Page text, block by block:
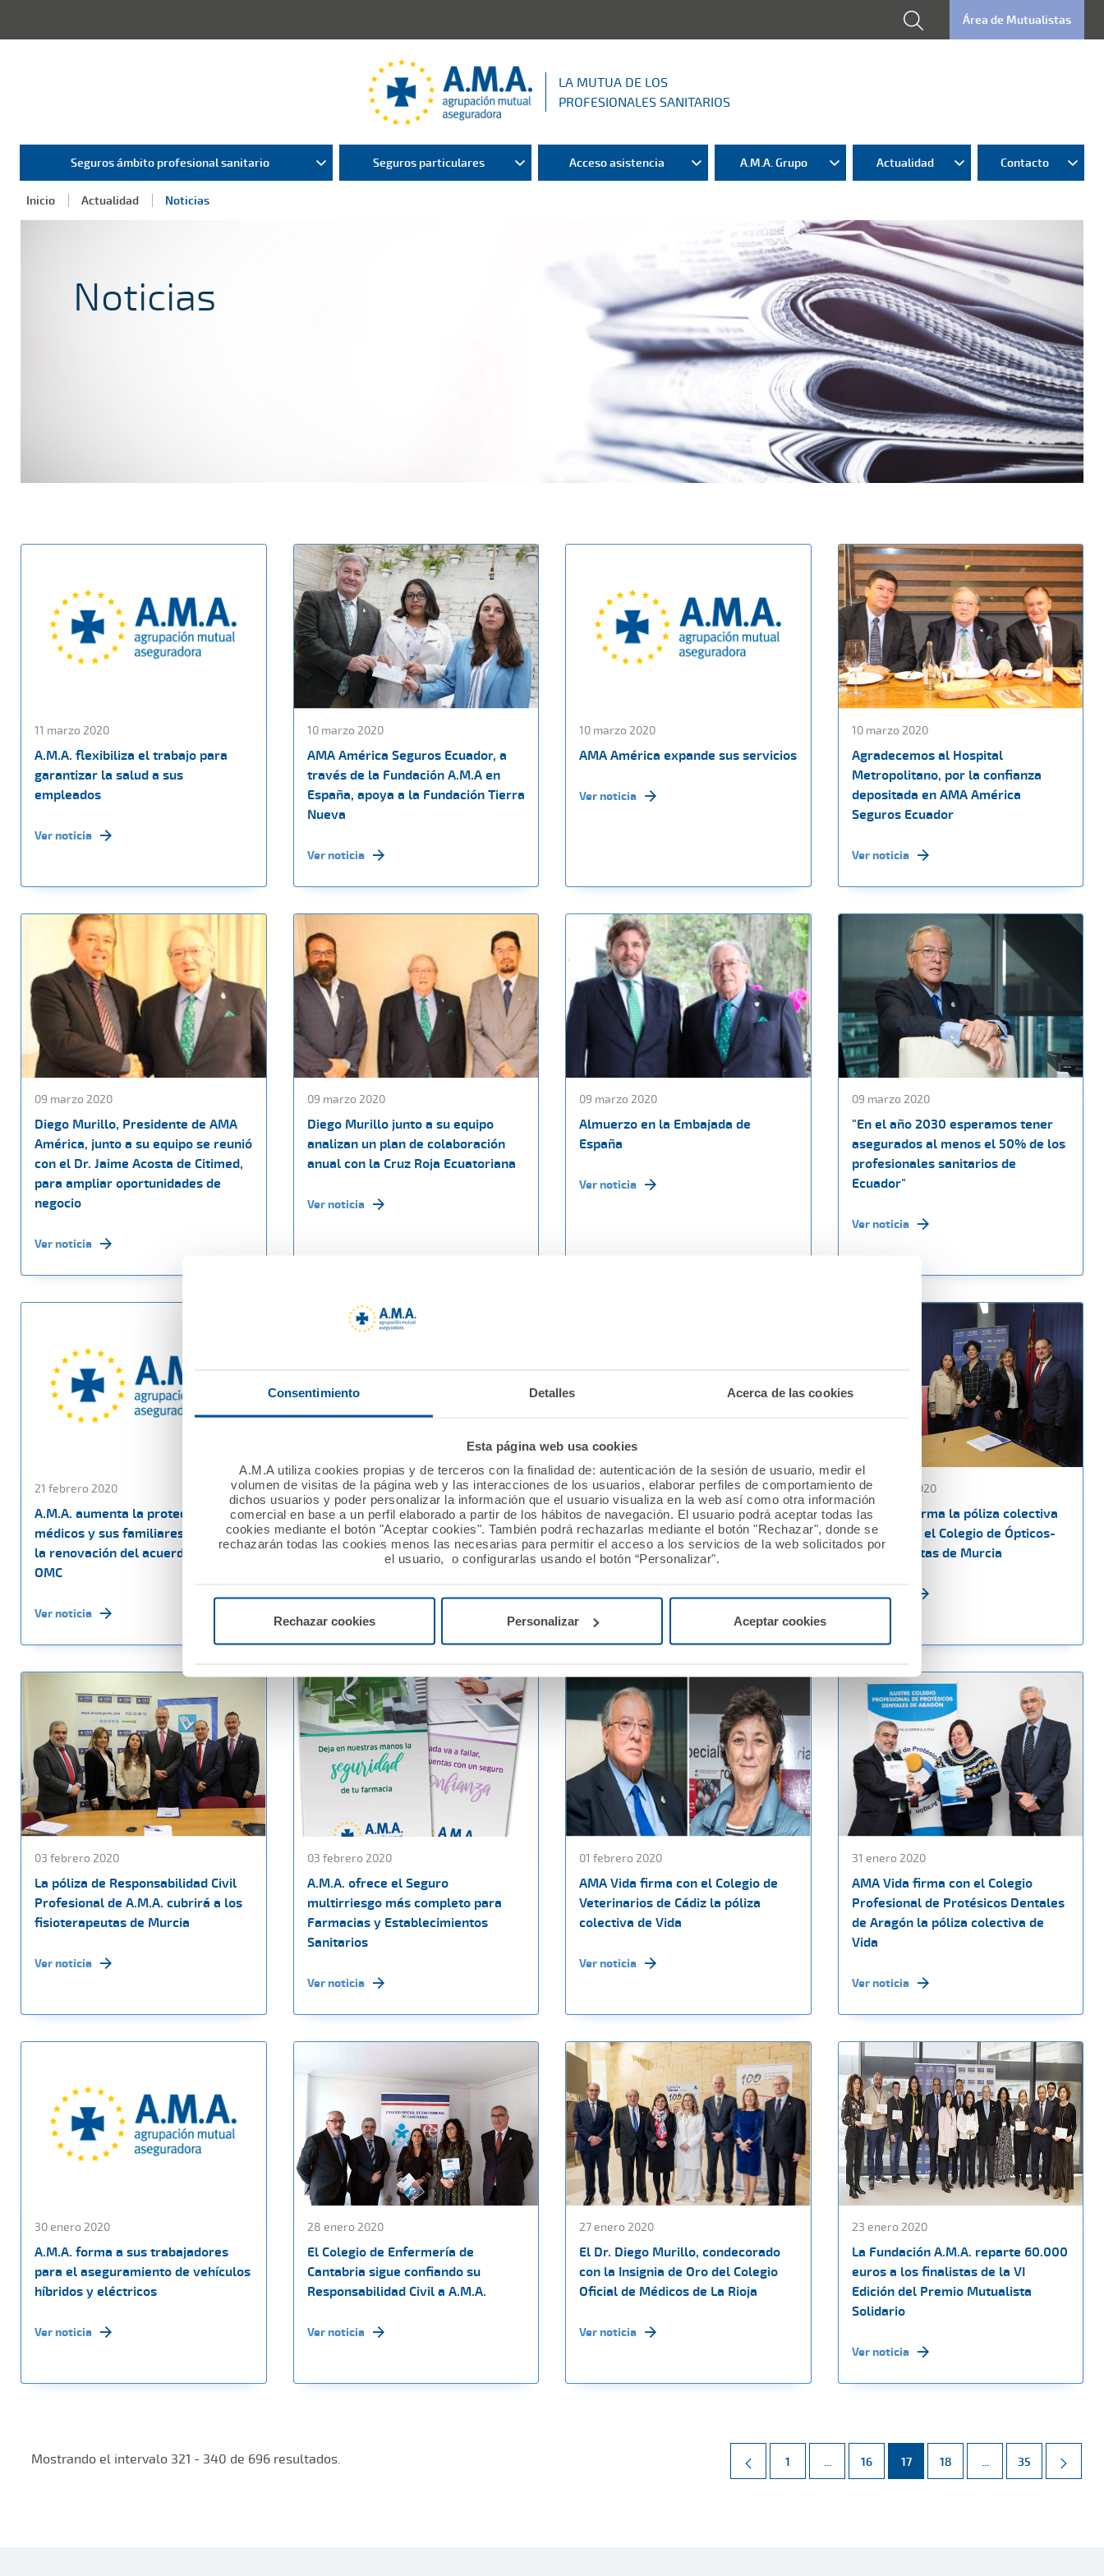
Consentimiento Detalles Acerca de las cookies
Esta página web usa cookies
A.M.A utiliza cookies propias y de terceros con la finalidad de: autenticación de la sesión de usuario, medir el
volumen de visitas de la página web y las interacciones de los usuarios, elaborar perfiles de comportamiento de
dichos usuarios y poder personalizar la información que el usuario visualiza en la web así como otra información
comercial en base a un perfil elaborado a partir de los hábitos de navegación. El usuario podrá aceptar todas las
cookies mediante el botón "Aceptar cookies". También podrá rechazarlas mediante el botón "Rechazar", donde se
rechazarán todas las cookies menos las necesarias para permitir el acceso a los servicios de la web solicitados por
el usuario, o configurarlas usando el botón “Personalizar".
Rechazar cookies Personalizar Aceptar cookies
Área de Mutualistas
LA MUTUA DE LOS
PROFESIONALES SANITARIOS
Seguros ámbito profesional sanitario Seguros particulares Acceso asistencia A.M.A. Grupo Actualidad Contacto
Inicio Actualidad Noticias
Noticias
11 marzo 2020
A.M.A. flexibiliza el trabajo para
garantizar la salud a sus
empleados
Ver noticia
10 marzo 2020
AMA América Seguros Ecuador, a
través de la Fundación A.M.A en
España, apoya a la Fundación Tierra
Nueva
Ver noticia
10 marzo 2020
AMA América expande sus servicios
Ver noticia
10 marzo 2020
Agradecemos al Hospital
Metropolitano, por la confianza
depositada en AMA América
Seguros Ecuador
Ver noticia
09 marzo 2020
Diego Murillo, Presidente de AMA
América, junto a su equipo se reunió
con el Dr. Jaime Acosta de Citimed,
para ampliar oportunidades de
negocio
Ver noticia
09 marzo 2020
Diego Murillo junto a su equipo
analizan un plan de colaboración
anual con la Cruz Roja Ecuatoriana
Ver noticia
09 marzo 2020
Almuerzo en la Embajada de
España
Ver noticia
09 marzo 2020
"En el año 2030 esperamos tener
asegurados al menos el 50% de los
profesionales sanitarios de
Ecuador"
Ver noticia
21 febrero 2020
A.M.A. aumenta la protección a los
médicos y sus familiares, mediante
la renovación del acuerdo con la
OMC
Ver noticia
18 febrero 2020
AMA Vida firma con el Colegio de
Veterinarios de A Coruña una póliza
colectiva de Vida
Ver noticia
13 febrero 2020
Charla de A.M.A. en el CPIFP
AYNADAMAR EN GRANADA
06 febrero 2020
AMA Vida firma la póliza colectiva
de Vida con el Colegio de Ópticos-
Optometristas de Murcia
Ver noticia
03 febrero 2020
La póliza de Responsabilidad Civil
Profesional de A.M.A. cubrirá a los
fisioterapeutas de Murcia
Ver noticia
03 febrero 2020
A.M.A. ofrece el Seguro
multirriesgo más completo para
Farmacias y Establecimientos
Sanitarios
Ver noticia
01 febrero 2020
AMA Vida firma con el Colegio de
Veterinarios de Cádiz la póliza
colectiva de Vida
Ver noticia
31 enero 2020
AMA Vida firma con el Colegio
Profesional de Protésicos Dentales
de Aragón la póliza colectiva de
Vida
Ver noticia
30 enero 2020
A.M.A. forma a sus trabajadores
para el aseguramiento de vehículos
híbridos y eléctricos
Ver noticia
28 enero 2020
El Colegio de Enfermería de
Cantabria sigue confiando su
Responsabilidad Civil a A.M.A.
Ver noticia
27 enero 2020
El Dr. Diego Murillo, condecorado
con la Insignia de Oro del Colegio
Oficial de Médicos de La Rioja
Ver noticia
23 enero 2020
La Fundación A.M.A. reparte 60.000
euros a los finalistas de la VI
Edición del Premio Mutualista
Solidario
Ver noticia
Mostrando el intervalo 321 - 340 de 696 resultados. Página
1 ... Páginas intermedias Use TAB para desplazarse.
Página
16 Página
17 Página
18 ... Páginas intermedias
Página
35